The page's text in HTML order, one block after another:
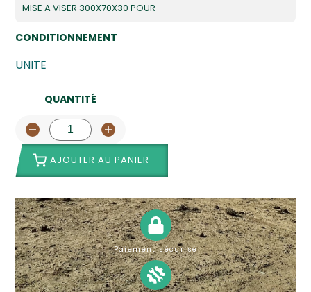
MISE A VISER 300X70X30 POUR
CONDITIONNEMENT
UNITE
QUANTITÉ
AJOUTER AU PANIER
Paiement sécurisé